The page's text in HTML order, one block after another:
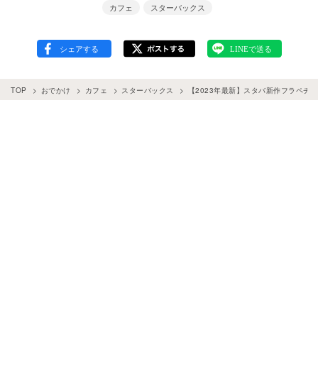
カフェ スターバックス
TOP おでかけ カフェ スターバックス 【2023年最新】スタバ新作フラペチ